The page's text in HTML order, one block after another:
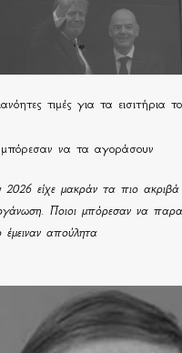
τιμές για τα εισιτήρια
να τα αγοράσουν
είχε μακράν τα πιο ακριβά
Ποιοι μπόρεσαν να
απούλητα